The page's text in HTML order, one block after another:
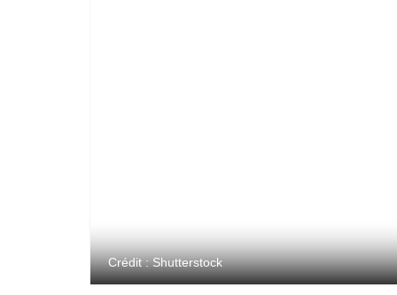
Crédit : Shutterstock